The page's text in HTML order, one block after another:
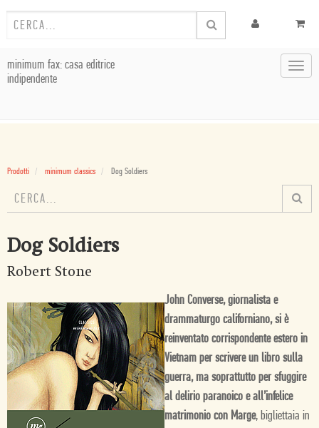
minimum fax: casa editrice
indipendente
Prodotti minimum classics Dog Soldiers
Dog Soldiers
Robert Stone
John Converse, giornalista e
drammaturgo californiano, si è
reinventato corrispondente estero in
Vietnam per scrivere un libro sulla
guerra, ma soprattutto per sfuggire
al delirio paranoico e all’infelice
matrimonio con Marge, bigliettaia in